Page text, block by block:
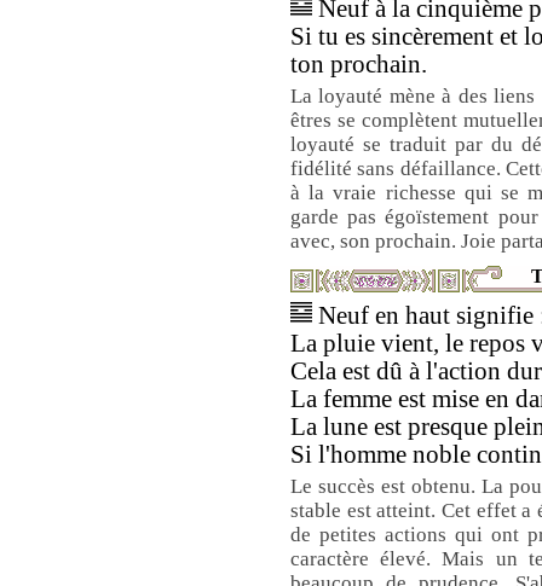
Neuf à la cinquième
Si tu es sincèrement et
ton prochain.
La loyauté mène à des
êtres se complètent
loyauté se traduit par du
fidélité sans défaillance.
à la vraie richesse qui se
garde pas égoïstement
avec, son prochain. Joie
Neuf en haut signifie
La pluie vient, le repos
Cela est dû à l'action
La femme est mise en
La lune est presque
Si l'homme noble
Le succès est obtenu. La
stable est atteint. Cet effet
de petites actions qui ont
caractère élevé. Mais un